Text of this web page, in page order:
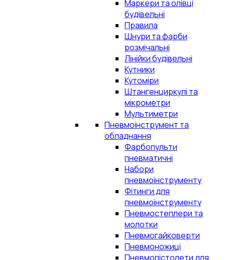
Маркери та олівці
будівельні
Правила
Шнури та фарби
розмічальні
Лінійки будівельні
Кутники
Кутоміри
Штангенциркулі та
мікрометри
Мультиметри
Пневмоінструмент та
обладнання
Фарбопульти
пневматичні
Набори
пневмоінструменту
Фітинги для
пневмоінструменту
Пневмостеплери та
молотки
Пневмогайковерти
Пневмоножиці
Пневмопістолети для